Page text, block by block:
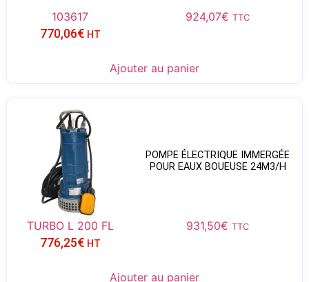
103617 924,07€ TTC
770,06€ HT
Ajouter au panier
POMPE ÉLECTRIQUE IMMERGÉE
POUR EAUX BOUEUSE 24M3/H
TURBO L 200 FL 931,50€ TTC
776,25€ HT
Ajouter au panier